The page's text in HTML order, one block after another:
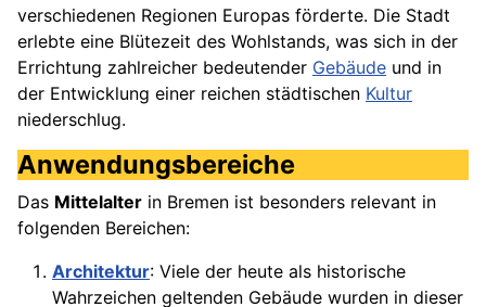
verschiedenen Regionen Europas förderte. Die Stadt
erlebte eine Blütezeit des Wohlstands, was sich in der
Errichtung zahlreicher bedeutender Gebäude und in
der Entwicklung einer reichen städtischen Kultur
niederschlug.
Anwendungsbereiche
Das Mittelalter in Bremen ist besonders relevant in
folgenden Bereichen:
Architektur: Viele der heute als historische
Wahrzeichen geltenden Gebäude wurden in dieser